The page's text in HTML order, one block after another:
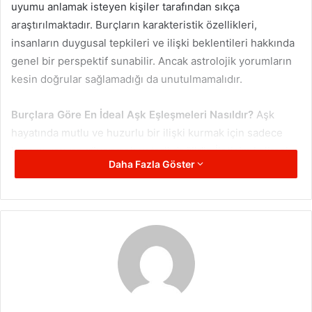
uyumu anlamak isteyen kişiler tarafından sıkça
araştırılmaktadır. Burçların karakteristik özellikleri,
insanların duygusal tepkileri ve ilişki beklentileri hakkında
genel bir perspektif sunabilir. Ancak astrolojik yorumların
kesin doğrular sağlamadığı da unutulmamalıdır.
Burçlara Göre En İdeal Aşk Eşleşmeleri Nasıldır? Aşk
hayatında mutlu ve huzurlu bir ilişki kurmak için sadece
burç uyumuna güvenmek yeterli değildir. İletişim kalitesi,
güven duygusu ve empati de romantik ilişkilerin temel yapı
kombinasyonlarının daha sağlıklı romantik bağ
kurabileceğini öğrenmek istemektedir.
Element Gruplarına Göre Aşk Uyum
Daha Fazla Göster